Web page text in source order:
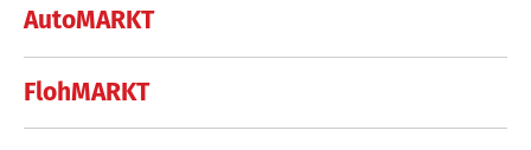
AutoMARKT
FlohMARKT